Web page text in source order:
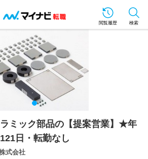
閲覧履歴 検索
ミック部品の【提案営業】★年
日・転勤なし
式会社